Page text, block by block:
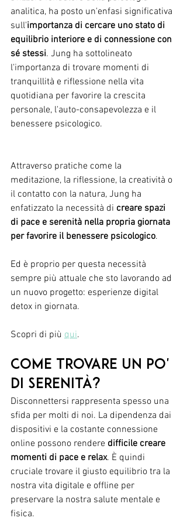
analitica, ha posto un'enfasi significativa
sull'importanza di cercare uno stato di
equilibrio interiore e di connessione con
sé stessi. Jung ha sottolineato
l'importanza di trovare momenti di
tranquillità e riflessione nella vita
quotidiana per favorire la crescita
personale, l'auto-consapevolezza e il
benessere psicologico.
Attraverso pratiche come la
meditazione, la riflessione, la creatività o
il contatto con la natura, Jung ha
enfatizzato la necessità di creare spazi
di pace e serenità nella propria giornata
per favorire il benessere psicologico.
Ed è proprio per questa necessità
sempre più attuale che sto lavorando ad
un nuovo progetto: esperienze digital
detox in giornata.
Scopri di più qui.
Come trovare un po'
di serenità?
Disconnettersi rappresenta spesso una
sfida per molti di noi. La dipendenza dai
dispositivi e la costante connessione
online possono rendere difficile creare
momenti di pace e relax. È quindi
cruciale trovare il giusto equilibrio tra la
nostra vita digitale e offline per
preservare la nostra salute mentale e
fisica.